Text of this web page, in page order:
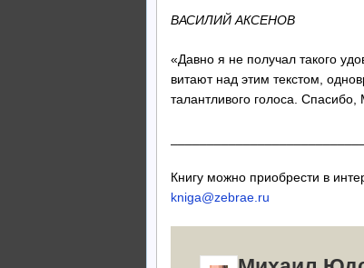
ВАСИЛИЙ АКСЕНОВ
«Давно я не получал такого
витают над этим текстом,
талантливого голоса.
Книгу можно приобрести в
kniga@zebrae.ru